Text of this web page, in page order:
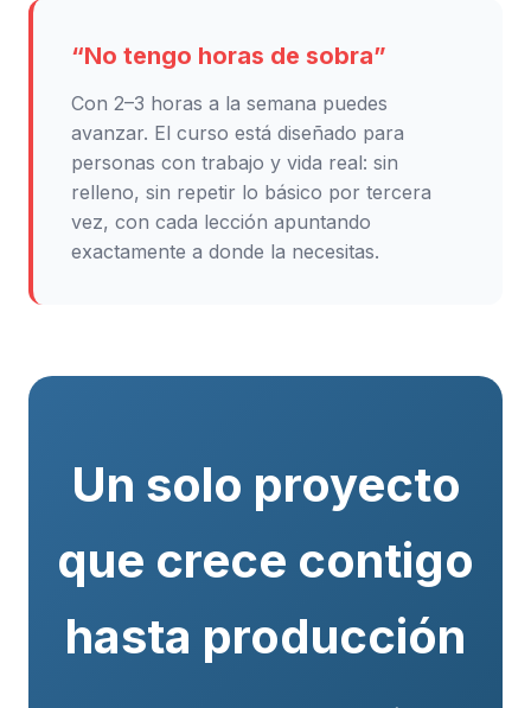
“No tengo horas de sobra”
Con 2–3 horas a la semana puedes
avanzar. El curso está diseñado para
personas con trabajo y vida real: sin
relleno, sin repetir lo básico por tercera
vez, con cada lección apuntando
exactamente a donde la necesitas.
Un solo proyecto
que crece contigo
hasta producción